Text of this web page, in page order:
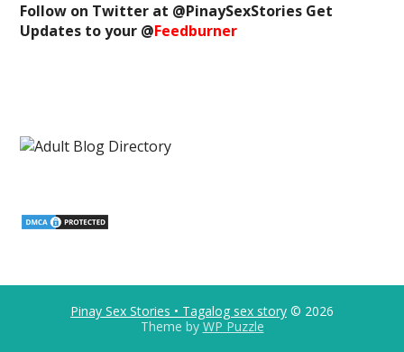
Follow on Twitter at @PinaySexStories Get
Updates to your @Feedburner
Pinay Sex Stories • Tagalog sex story © 2026
Theme by WP Puzzle